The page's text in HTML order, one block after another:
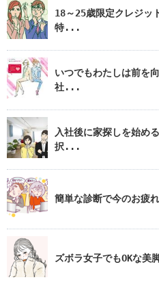
18～25歳限定クレジッ
特...
いつでもわたしは前を
社...
入社後に家探しを始め
択...
簡単な診断で今のお疲
ズボラ女子でもOKな美